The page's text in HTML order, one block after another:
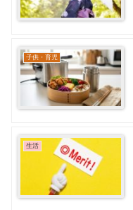
子供・育児
生活